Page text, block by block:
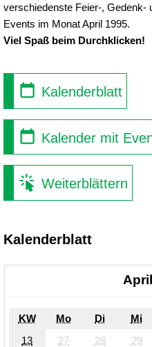
verschiedenste Feier-, Gedenk-
Events im Monat April 1995.
Viel Spaß beim Durchklicken!
Kalenderblatt
Kalender mit
Weiterblättern
Kalenderblatt
KW Mo Di Mi
13
27 28 29